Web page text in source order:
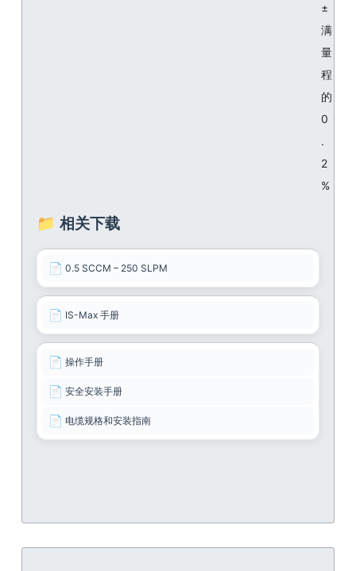
±
满
量
程
的
0
.
2
%
📁 相关下载
📄 0.5 SCCM – 250 SLPM
📄 IS-Max 手册
📄 操作手册
📄 安全安装手册
📄 电缆规格和安装指南